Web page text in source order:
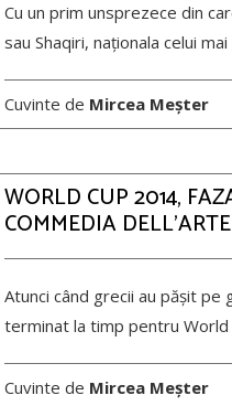
Cu un prim unsprezece din
sau Shaqiri, naționala celui
Cuvinte de Mircea Meșter
WORLD CUP 2014,
COMMEDIA DELL’ARTE
Atunci când grecii au pășit
terminat la timp pentru
Cuvinte de Mircea Meșter